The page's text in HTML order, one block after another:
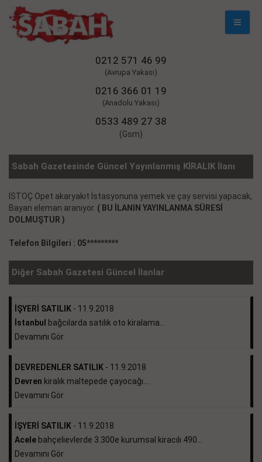
Mobil
0212 571 46 99
(Avrupa Yakası)
0216 366 01 19
(Anadolu Yakası)
0533 489 27 38
(Gsm)
Sabah Gazetesinde Güncel Yayınlanmış KİRALIK İlanı
İSTOÇ Opet akaryakıt İstasyonuna yemek ve çay servisi yapacak,
Bayan eleman aranıyor. ( BU İLANIN YAYINLANMA SÜRESİ
DOLMUŞTUR )
Telefon Bilgileri : 05*********
Diğer Sabah Gazetesi Güncel İlanlar
İŞYERİ SATILIK - 11.9.2018
İstanbul
bağcılarda satılık oto kiralama...
Devamını Gör
DEVREDENLER SATILIK - 11.9.2018
Devren kiralık maltepede çayocağı....
Devamını Gör
İŞYERİ SATILIK - 11.9.2018
Acele bahçelievlerde 3.300e kurumsal kiracılı 490...
Devamını Gör